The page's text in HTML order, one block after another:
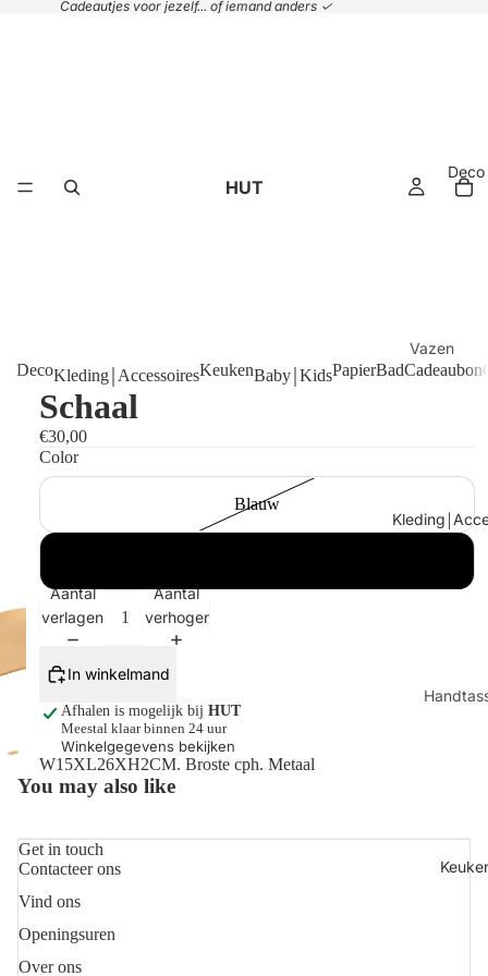
Cadeautjes voor jezelf... of iemand anders ✓
HUT
Deco
Vazen
Plaids &
Manden
Tafels
Kaarsen
Shop alles
Kleding￨
Shop
DecoKleding￨AccessoiresKeukenBaby￨KidsPapierBadCadeaubon
Schaal
€30,00
Color
Blauw
Aantal
verlagen
Aantal
verhogen
In winkelmand
Afhalen is mogelijk bij HUT
Meestal klaar binnen 24 uur
Winkelgegevens bekijken
W15XL26XH2CM. Broste cph. Metaal
You may also like
Get in touch
Contacteer ons
Vind ons
Openingsuren
Over ons
Privacybeleid